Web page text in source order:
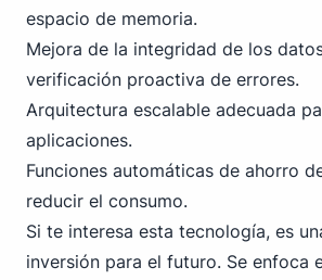
espacio de memoria.
Mejora de la integridad de los
verificación proactiva de errores.
Arquitectura escalable adecuada
aplicaciones.
Funciones automáticas de ahorro
reducir el consumo.
Si te interesa esta tecnología, es
inversión para el futuro. Se enfoca